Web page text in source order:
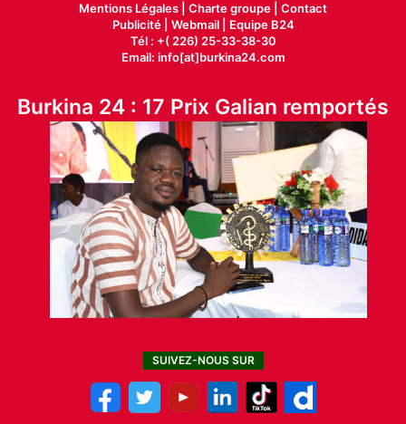
Mentions Légales | Charte groupe | Contact
Publicité| Webmail |
Equipe B24
Tél : +( 226) 25-33-38-30
Email: info[at]burkina24.com
Burkina 24 : 17 Prix Galian remportés
SUIVEZ-NOUS SUR